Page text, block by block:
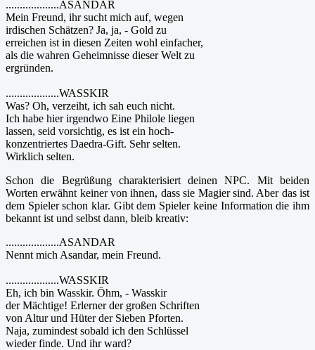
...................ASANDAR
Mein Freund, ihr sucht mich auf, wegen
irdischen Schätzen? Ja, ja, - Gold zu
erreichen ist in diesen Zeiten wohl einfacher,
als die wahren Geheimnisse dieser Welt zu
ergründen.
...................WASSKIR
Was? Oh, verzeiht, ich sah euch nicht.
Ich habe hier irgendwo Eine Philole liegen
lassen, seid vorsichtig, es ist ein hoch-
konzentriertes Daedra-Gift. Sehr selten.
Wirklich selten.
Schon die Begrüßung charakterisiert deinen NPC. Mit beiden
Worten erwähnt keiner von ihnen, dass sie Magier sind. Aber das ist
dem Spieler schon klar. Gibt dem Spieler keine Information die ihm
bekannt ist und selbst dann, bleib kreativ:
...................ASANDAR
Nennt mich Asandar, mein Freund.
...................WASSKIR
Eh, ich bin Wasskir. Öhm, - Wasskir
der Mächtige! Erlerner der großen Schriften
von Altur und Hüter der Sieben Pforten.
Naja, zumindest sobald ich den Schlüssel
wieder finde. Und ihr ward?